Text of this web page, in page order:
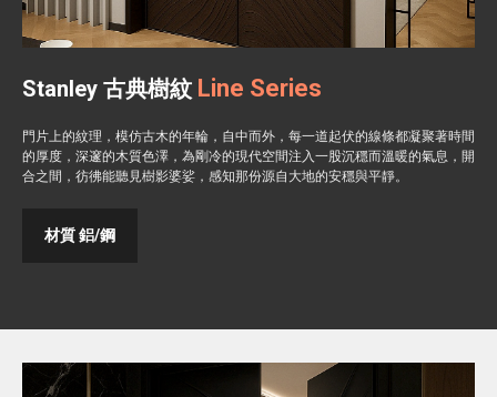
Stanley 古典樹紋 Line Series
門片上的紋理，模仿古木的年輪，自中而外，每一道起伏的線條都凝聚著時間
的厚度，深邃的木質色澤，為剛冷的現代空間注入一股沉穩而溫暖的氣息，開
合之間，彷彿能聽見樹影婆娑，感知那份源自大地的安穩與平靜。
材質 鋁/鋼